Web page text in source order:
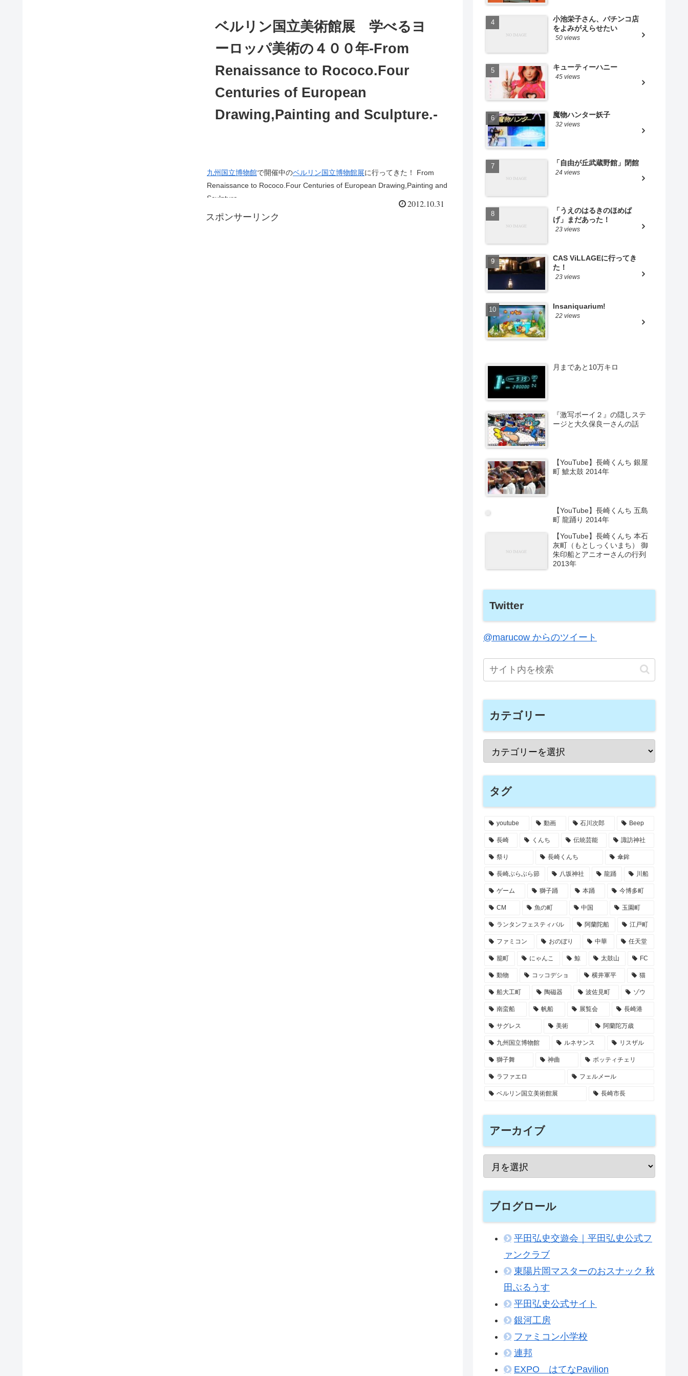
ベルリン国立美術館展 学べるヨ
ーロッパ美術の４００年-From
Renaissance to Rococo.Four
Centuries of European
Drawing,Painting and Sculpture.-
九州国立博物館で開催中のベルリン国立博物館展に行ってきた！ From
Renaissance to Rococo.Four Centuries of European Drawing,Painting and
Sculpture.
2012.10.31
スポンサーリンク
小池栄子さん、パチンコ店
をよみがえらせたい
50 views
キューティーハニー
45 views
魔物ハンター妖子
32 views
「自由が丘武蔵野館」閉館
24 views
「うえのはるきのほめぱ
げ」まだあった！
23 views
CAS ViLLAGEに行ってき
た！
23 views
Insaniquarium!
22 views
月まであと10万キロ
『激写ボーイ２』の隠しステ
ージと大久保良一さんの話
【YouTube】長崎くんち 銀屋
町 鯱太鼓 2014年
【YouTube】長崎くんち 五島
町 龍踊り 2014年
【YouTube】長崎くんち 本石
灰町（もとしっくいまち） 御
朱印船とアニオーさんの行列
2013年
Twitter
@marucow からのツイート
カテゴリー
タグ
youtube 動画 石川次郎 Beep
長崎 くんち 伝統芸能 諏訪神社
祭り 長崎くんち 傘鉾
長崎ぶらぶら節 八坂神社 龍踊 川船
ゲーム 獅子踊 本踊 今博多町
CM 魚の町 中国 玉園町
ランタンフェスティバル 阿蘭陀船 江戸町
ファミコン おのぼり 中華 任天堂
籠町 にゃんこ 鯨 太鼓山 FC
動物 コッコデショ 横井軍平 猫
船大工町 陶磁器 波佐見町 ゾウ
南蛮船 帆船 展覧会 長崎港
サグレス 美術 阿蘭陀万歳
九州国立博物館 ルネサンス リスザル
獅子舞 神曲 ボッティチェリ
ラファエロ フェルメール
ベルリン国立美術館展 長崎市長
アーカイブ
ブログロール
平田弘史交遊会｜平田弘史公式フ
ァンクラブ
東陽片岡マスターのおスナック 秋
田ぶるうす
平田弘史公式サイト
銀河工房
ファミコン小学校
連邦
EXPO はてなPavilion